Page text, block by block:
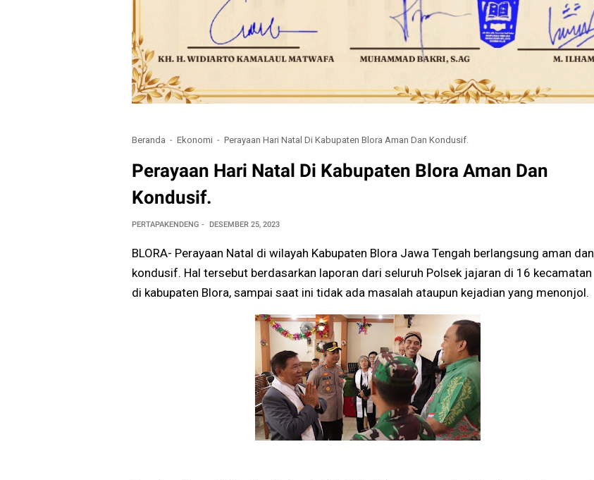
Beranda Ekonomi Perayaan Hari Natal Di Kabupaten Blora Aman Dan Kondusif.
Perayaan Hari Natal Di Kabupaten Blora Aman Dan
Kondusif.
PERTAPAKENDENG DESEMBER 25, 2023
BLORA- Perayaan Natal di wilayah Kabupaten Blora Jawa Tengah berlangsung aman dan
kondusif. Hal tersebut berdasarkan laporan dari seluruh Polsek jajaran di 16 kecamatan
di kabupaten Blora, sampai saat ini tidak ada masalah ataupun kejadian yang menonjol.